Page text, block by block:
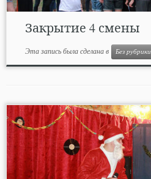
Закрытие 4 смены
Эта запись была сделана в Без рубрики